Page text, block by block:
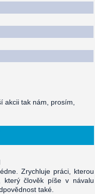
akcii tak nám, prosím,
Zrychluje práci, kterou
který člověk píše v návalu
také.